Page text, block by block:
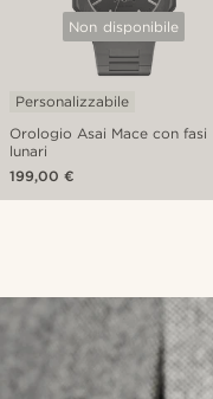
Non disponibile
Orologio Asai Mace con fasi
lunari
Personalizzabile
199,00 €